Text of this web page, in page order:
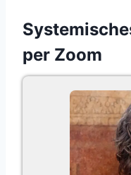
per Zoom